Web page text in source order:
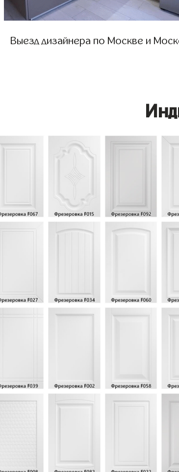
Выезд дизайнера по Москве и